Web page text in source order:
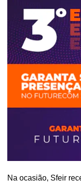
Na ocasião, Sfeir